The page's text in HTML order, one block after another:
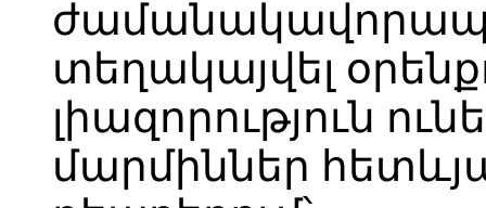
տեղակայվել
լիազորություն
մարմիններ